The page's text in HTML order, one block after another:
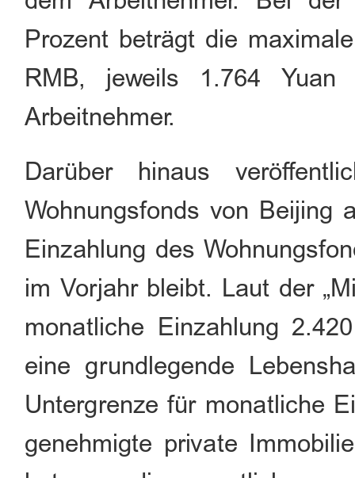
Prozent beträgt die
RMB, jeweils 1.764
Arbeitnehmer.
Darüber hinaus
Wohnungsfonds von Beijing
Einzahlung des
im Vorjahr bleibt. Laut der
monatliche Einzahlung
eine grundlegende
Untergrenze für monatliche
genehmigte private